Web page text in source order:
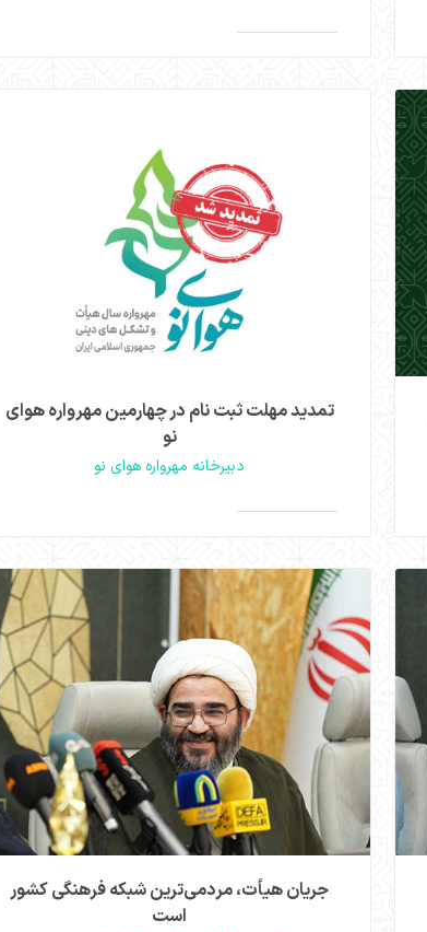
>
تمدید مهلت ثبت نام در چهارمین مهرواره هوای
نو
دبیرخانه مهرواره هوای نو
مهلت نام‌نویسی و مشارکت هیأت‌ها و تشکل‌های دینی
در چهارمین مهرواره هوای نو، تا ۱۰ بهمن خبر داد.
مشاهده
جریان هیأت، مردمی‌ترین شبکه فرهنگی کشور
است